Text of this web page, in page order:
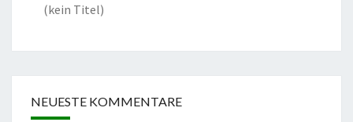
(kein Titel)
NEUESTE KOMMENTARE